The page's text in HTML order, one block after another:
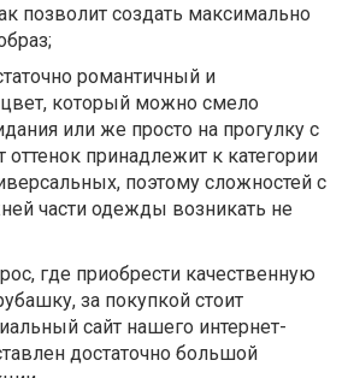
позволит создать максимально
романтичный и
который можно смело
или же просто на прогулку с
оттенок принадлежит к категории
поэтому сложностей с
части одежды возникать не
где приобрести качественную
за покупкой стоит
сайт нашего интернет-
достаточно большой